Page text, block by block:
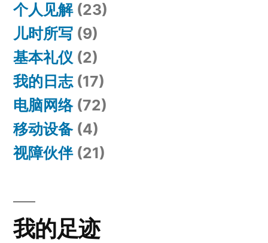
个人见解(23)
儿时所写 (9)
基本礼仪 (2)
我的日志(17)
电脑网络(72)
移动设备(4)
视障伙伴(21)
我的足迹